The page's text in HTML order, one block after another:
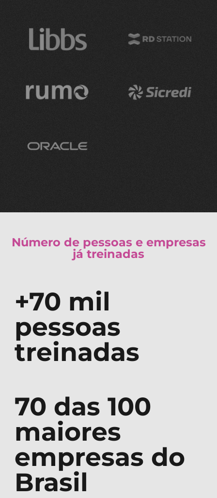
Número de pessoas e empresas
já treinadas
+70 mil
pessoas
treinadas
70 das 100
maiores
empresas do
Brasil